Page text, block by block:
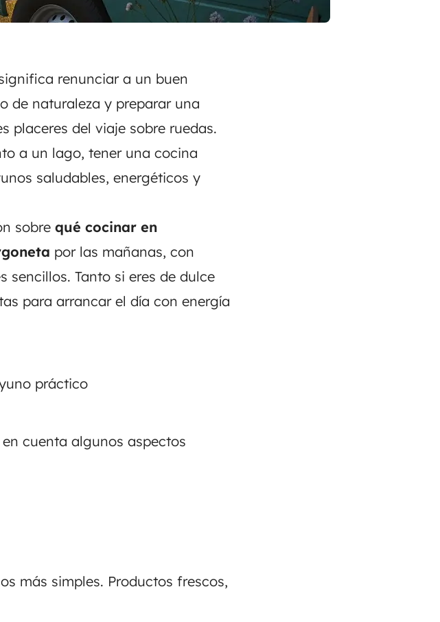
renunciar a un buen
de naturaleza y preparar una
placeres del viaje sobre ruedas.
a un lago, tener una cocina
saludables, energéticos y
sobre qué cocinar en
por las mañanas, con
sencillos. Tanto si eres de dulce
para arrancar el día con energía
práctico
cuenta algunos aspectos
más simples. Productos frescos,